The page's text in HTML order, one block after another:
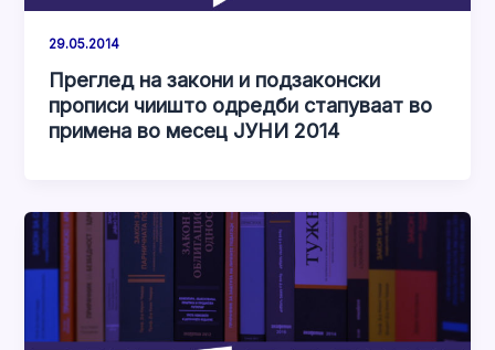
29.05.2014
Преглед на закони и подзаконски
прописи чиишто одредби стапуваат во
примена во месец ЈУНИ 2014